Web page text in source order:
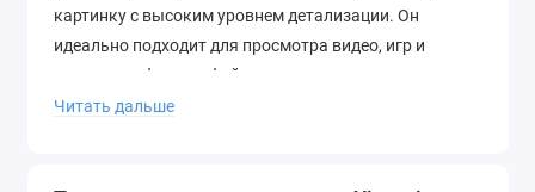
картинку с высоким уровнем детализации. Он
идеально подходит для просмотра видео, игр и
просмотра фотографий.
Читать дальше